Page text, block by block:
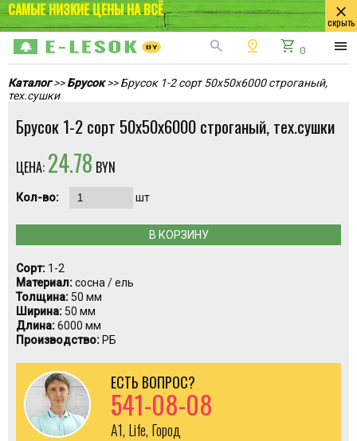
САМЫЕ НИЗКИЕ ЦЕНЫ НА ВСЁ close
скрыть
search pin_drop shopping_cart 0 menu
Каталог>>Брусок >> Брусок 1-2 сорт 50x50x6000 строганый,
тех.сушки
Брусок 1-2 сорт 50x50x6000 строганый, тех.сушки
ЦЕНА: 24.78 BYN
Кол-во: шт
В КОРЗИНУ
Сорт: 1-2
Материал:сосна / ель
Толщина: 50 мм
Ширина: 50 мм
Длина:6000 мм
Производство: РБ
ЕСТЬ ВОПРОС?
541-08-08
A1, Life, Город